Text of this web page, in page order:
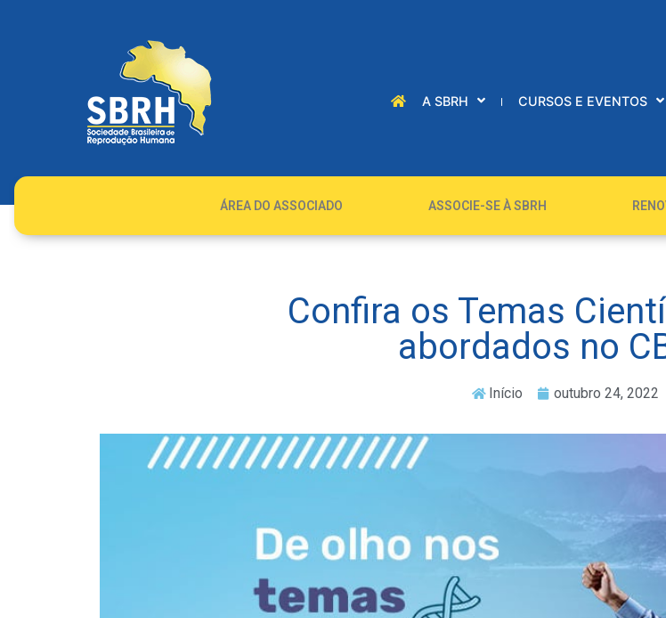
A SBRH CURSOS E EVENTOS
ÁREA DO ASSOCIADO ASSOCIE-SE À SBRH
Confira os Temas
abordados no
Início outubro 24, 2022